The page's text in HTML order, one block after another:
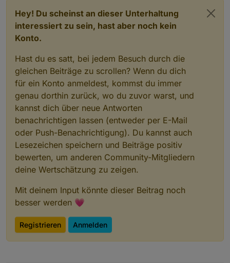
Hey! Du scheinst an dieser Unterhaltung
interessiert zu sein, hast aber noch kein
Konto.
Hast du es satt, bei jedem Besuch durch die
gleichen Beiträge zu scrollen? Wenn du dich
für ein Konto anmeldest, kommst du immer
genau dorthin zurück, wo du zuvor warst, und
kannst dich über neue Antworten
benachrichtigen lassen (entweder per E-Mail
oder Push-Benachrichtigung). Du kannst auch
Lesezeichen speichern und Beiträge positiv
bewerten, um anderen Community-Mitgliedern
deine Wertschätzung zu zeigen.
Mit deinem Input könnte dieser Beitrag noch
besser werden 💗
Registrieren Anmelden